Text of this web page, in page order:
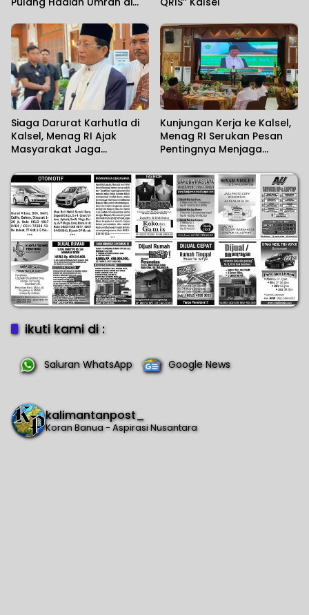
2026
Siaga Darurat Karhutla di
Kalsel, Menag RI Ajak
Masyarakat Jaga
Kunjungan Kerja ke Kalsel,
Menag RI Serukan Pesan
Pentingnya Menjaga
Beragama
ikuti kami di :
Saluran WhatsApp Google News
kalimantanpost_
Koran Banua - Aspirasi Nusantara